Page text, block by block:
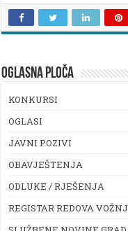
OGLASNA PLOČA
KONKURSI
OGLASI
JAVNI POZIVI
OBAVJEŠTENJA
ODLUKE / RJEŠENJA
REGISTAR REDOVA